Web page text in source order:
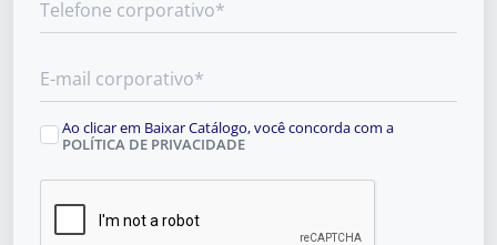
Ao clicar em Baixar Catálogo, você concorda com a
POLÍTICA DE PRIVACIDADE